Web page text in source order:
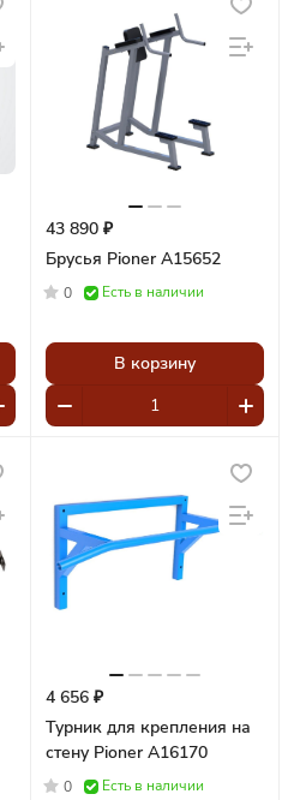
43 890 ₽
Брусья Pioner A15652
0 Есть в наличии
В корзину
4 656 ₽
Турник для крепления на
стену Pioner A16170
0 Есть в наличии